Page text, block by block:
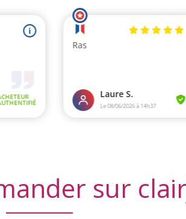
sur